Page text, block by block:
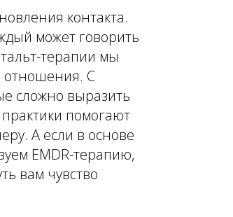
контакта.
может говорить
терапии мы
отношения. С
сложно выразить
помогают
А если в основе
EMDR-терапию,
вам чувство